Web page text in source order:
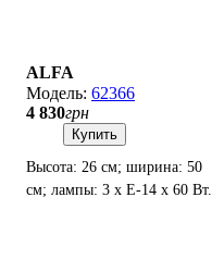
ALFA
62366
4 830грн
Купить
Высота: 26 см; ширина: 50
см; лампы: 3 х Е-14 х 60 Вт.